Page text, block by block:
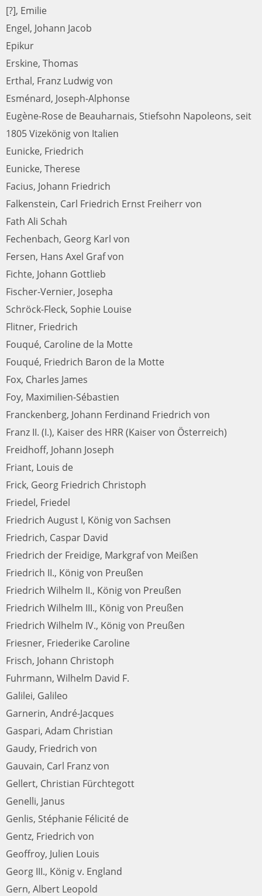
[?], Emilie
Engel, Johann Jacob
Epikur
Erskine, Thomas
Erthal, Franz Ludwig von
Esménard, Joseph-Alphonse
Eugène-Rose de Beauharnais, Stiefsohn Napoleons, seit
1805 Vizekönig von Italien
Eunicke, Friedrich
Eunicke, Therese
Facius, Johann Friedrich
Falkenstein, Carl Friedrich Ernst Freiherr von
Fath Ali Schah
Fechenbach, Georg Karl von
Fersen, Hans Axel Graf von
Fichte, Johann Gottlieb
Fischer-Vernier, Josepha
Schröck-Fleck, Sophie Louise
Flitner, Friedrich
Fouqué, Caroline de la Motte
Fouqué, Friedrich Baron de la Motte
Fox, Charles James
Foy, Maximilien-Sébastien
Franckenberg, Johann Ferdinand Friedrich von
Franz II. (I.), Kaiser des HRR (Kaiser von Österreich)
Freidhoff, Johann Joseph
Friant, Louis de
Frick, Georg Friedrich Christoph
Friedel, Friedel
Friedrich August I, König von Sachsen
Friedrich, Caspar David
Friedrich der Freidige, Markgraf von Meißen
Friedrich II., König von Preußen
Friedrich Wilhelm II., König von Preußen
Friedrich Wilhelm III., König von Preußen
Friedrich Wilhelm IV., König von Preußen
Friesner, Friederike Caroline
Frisch, Johann Christoph
Fuhrmann, Wilhelm David F.
Galilei, Galileo
Garnerin, André-Jacques
Gaspari, Adam Christian
Gaudy, Friedrich von
Gauvain, Carl Franz von
Gellert, Christian Fürchtegott
Genelli, Janus
Genlis, Stéphanie Félicité de
Gentz, Friedrich von
Geoffroy, Julien Louis
Georg III., König v. England
Gern, Albert Leopold